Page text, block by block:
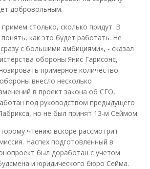
добровольным.
столько, сколько придут. В
как это будет работать. Не
с большими амбициями», - сказал
обороны Янис Гарисонс,
примерное количество
внесло несколько
в проект закона об СГО,
под руководством предыдущего
но не был принят 13-м Сеймом.
чтению вскоре рассмотрит
Наспех подготовленный в
был доработан с учетом
и юридического бюро Сейма.